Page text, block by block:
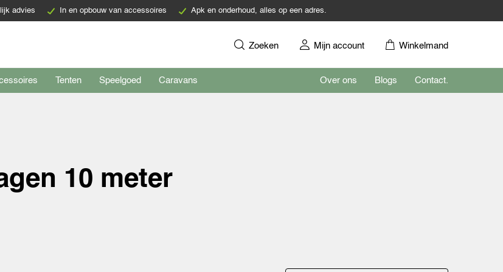
advies In en opbouw van accessoires Apk en onderhoud, alles op een adres.
Zoeken Mijn account Winkelmand
Tenten Speelgoed Caravans Over ons Blogs Contact.
10 meter